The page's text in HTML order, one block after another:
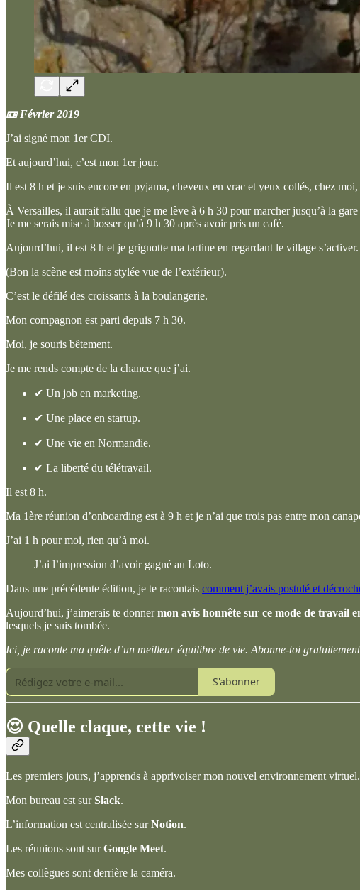
📼 Février 2019
J’ai signé mon 1er CDI.
Et aujourd’hui, c’est mon 1er jour.
Il est 8 h et je suis encore en pyjama, cheveux en vrac et yeux collés, chez
À Versailles, il aurait fallu que je me lève à 6 h 30 pour marcher jusqu’à la
Je me serais mise à bosser qu’à 9 h 30 après avoir pris un café.
Aujourd’hui, il est 8 h et je grignotte ma tartine en regardant le village s’activer.
(Bon la scène est moins stylée vue de l’extérieur).
C’est le défilé des croissants à la boulangerie.
Mon compagnon est parti depuis 7 h 30.
Moi, je souris bêtement.
Je me rends compte de la chance que j’ai.
✔ Un job en marketing.
✔ Une place en startup.
✔ Une vie en Normandie.
✔ La liberté du télétravail.
Il est 8 h.
Ma 1ère réunion d’onboarding est à 9 h et je n’ai que trois pas entre mon
J’ai 1 h pour moi, rien qu’à moi.
J’ai l’impression d’avoir gagné au Loto.
Dans une précédente édition, je te racontais comment j’avais postulé et
Aujourd’hui, j’aimerais te donnermon avis honnête sur ce mode de travail
lesquels je suis tombée.
Ici, je raconte ma quête d’un meilleur équilibre de vie. Abonne-toi
S'abonner
😍 Quelle claque, cette vie !
Les premiers jours, j’apprends à apprivoiser mon nouvel environnement virtuel.
Mon bureau est surSlack.
L’information est centralisée surNotion.
Les réunions sont surGoogle Meet.
Mes collègues sont derrière la caméra.